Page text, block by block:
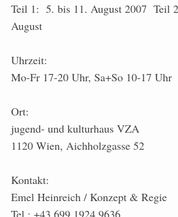
Teil 1: 5. bis 11. August 2007 Teil
August
Uhrzeit:
Mo-Fr 17-20 Uhr, Sa+So 10-17 Uhr
Ort:
jugend- und kulturhaus VZA
1120 Wien, Aichholzgasse 52
Kontakt:
Emel Heinreich / Konzept & Regie